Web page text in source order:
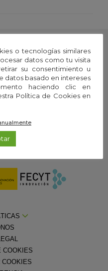
de:
Española para la Ciencia y la
COOKIES
COOKIES
o tecnologías similares
datos como tu visita
su consentimiento u
datos basado en intereses
haciendo clic en
Política de Cookies en